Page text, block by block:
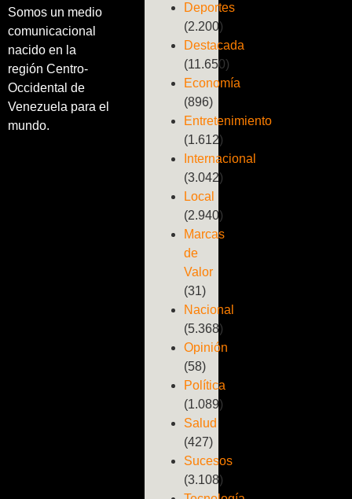
Somos un medio
comunicacional
nacido en la
región Centro-
Occidental de
Venezuela para el
mundo.
Deportes
(2.200)
Destacada
(11.650)
Economía
(896)
Entretenimiento
(1.612)
Internacional
(3.042)
Local
(2.940)
Marcas
de
Valor
(31)
Nacional
(5.368)
Opinión
(58)
Política
(1.089)
Salud
(427)
Sucesos
(3.108)